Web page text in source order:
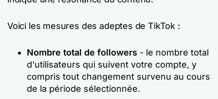
Voici les mesures des adeptes de TikTok :
Nombre total de followers - le nombre total
d'utilisateurs qui suivent votre compte, y
compris tout changement survenu au cours
de la période sélectionnée.